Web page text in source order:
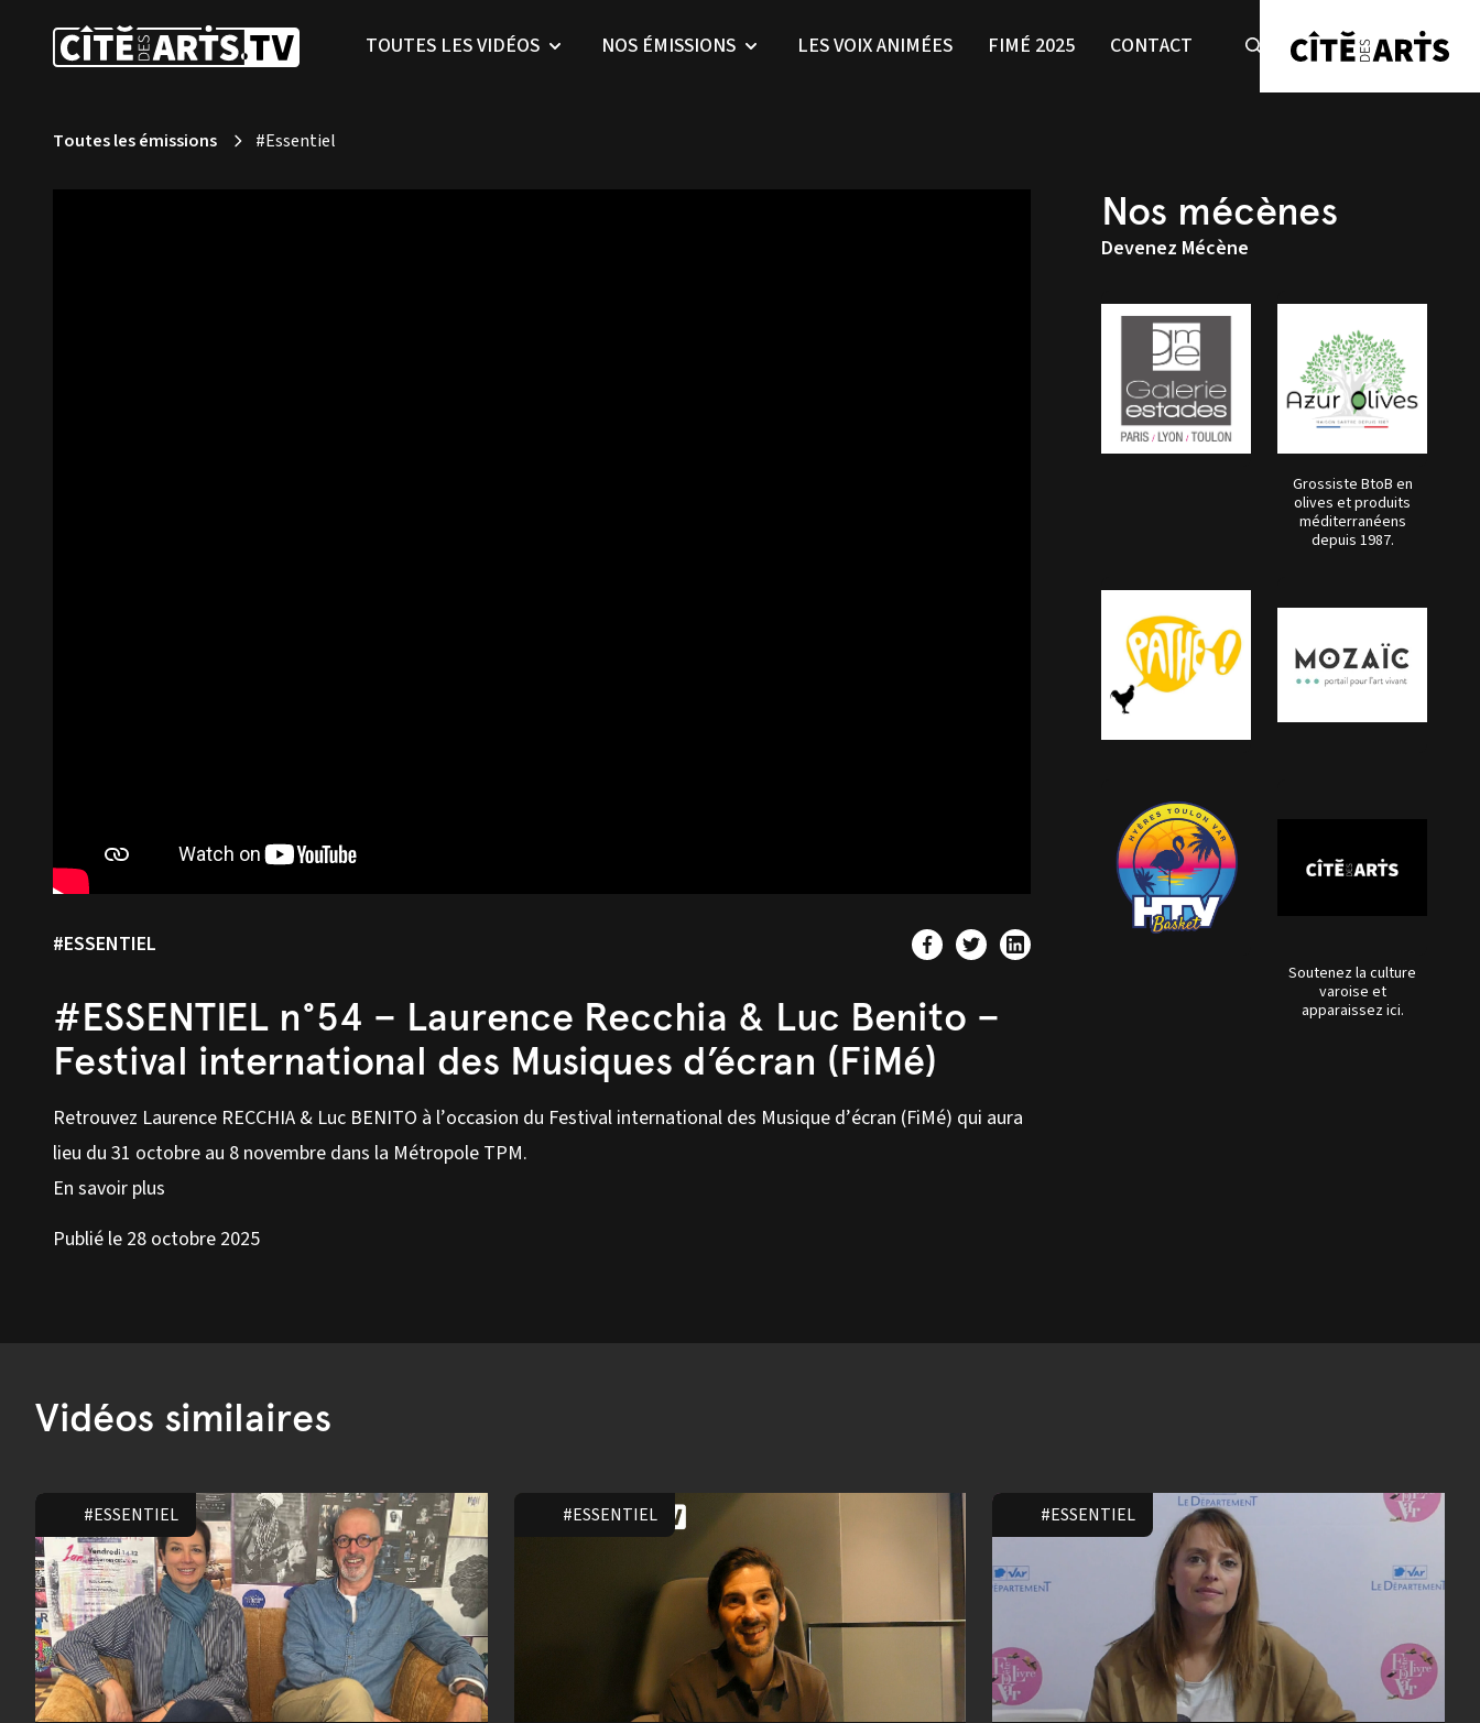
TOUTES LES VIDÉOS NOS ÉMISSIONS LES VOIX ANIMÉES FIMÉ 2025 CONTACT
Toutes les émissions #Essentiel
#ESSENTIEL
#ESSENTIEL n°54 – Laurence Recchia & Luc Benito –
Festival international des Musiques d’écran (FiMé)
Retrouvez Laurence RECCHIA & Luc BENITO à l’occasion du Festival international des Musique d’écran (FiMé) qui aura
lieu du 31 octobre au 8 novembre dans la Métropole TPM.
En savoir plus
Publié le 28 octobre 2025
Nos mécènes
Devenez Mécène
Grossiste BtoB en
olives et produits
méditerranéens
depuis 1987.
Soutenez la culture
varoise et
apparaissez ici.
Vidéos similaires
#ESSENTIEL #ESSENTIEL #ESSENTIEL